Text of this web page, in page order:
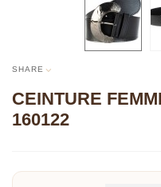
SHARE
CEINTURE
160122